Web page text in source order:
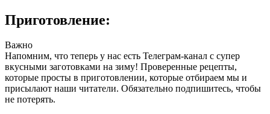
Приготовление:
Важно
Напомним, что теперь у нас есть Телеграм-канал с супер
вкусными заготовками на зиму! Проверенные рецепты,
которые просты в приготовлении, которые отбираем мы и
присылают наши читатели. Обязательно подпишитесь, чтобы
не потерять.